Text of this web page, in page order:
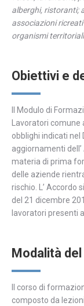
alberghi, ristoranti;
associazioni
organismi
Obiettivi e
Il Modulo di
Lavoratori comune
obblighi indicati nel
aggiornamenti
materia di prima
delle aziende
rischio. L’ Accordo
del 21 dicembre
lavoratori presenti
Modalità
Il corso di
composto da